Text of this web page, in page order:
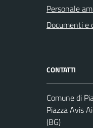
Personale
Documenti e
CONTATTI
Comune di
Piazza Avis
(BG)